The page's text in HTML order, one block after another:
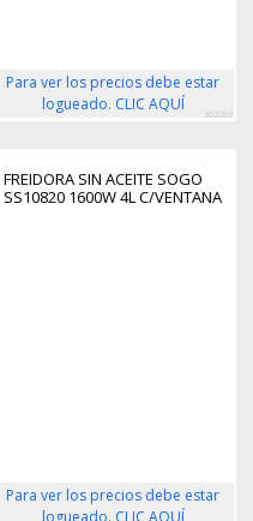
Para ver los precios debe estar
logueado. CLIC AQUÍ
302286
FREIDORA SIN ACEITE SOGO
SS10820 1600W 4L C/VENTANA
Para ver los precios debe estar
logueado. CLIC AQUÍ